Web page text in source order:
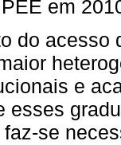
em
do acesso
e
esses
se